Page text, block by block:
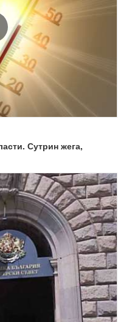
Сутрин жега,